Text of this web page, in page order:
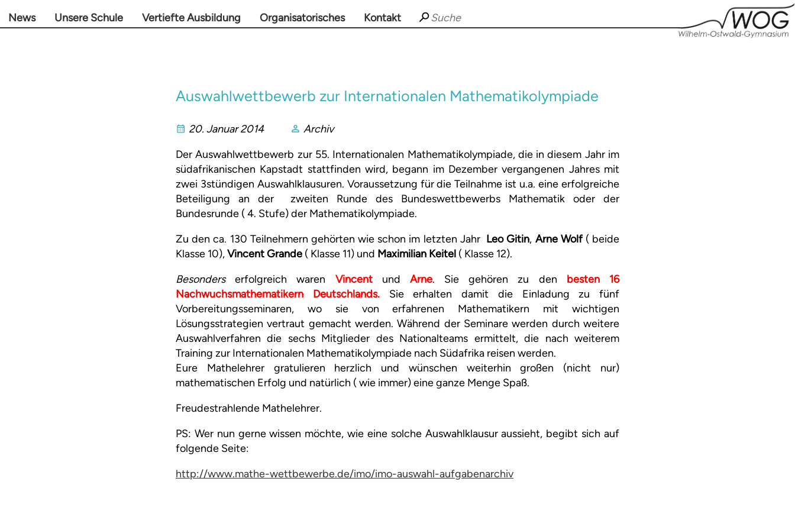
News Unsere Schule Vertiefte Ausbildung Organisatorisches Kontakt
Auswahlwettbewerb zur Internationalen Mathematikolympiade
20. Januar 2014
Archiv
Der Auswahlwettbewerb zur 55. Internationalen Mathematikolympiade, die in diesem Jahr im
südafrikanischen Kapstadt stattfinden wird, begann im Dezember vergangenen Jahres mit
zwei 3stündigen Auswahlklausuren. Voraussetzung für die Teilnahme ist u.a. eine erfolgreiche
Beteiligung an der zweiten Runde des Bundeswettbewerbs Mathematik oder der
Bundesrunde ( 4. Stufe) der Mathematikolympiade.
Zu den ca. 130 Teilnehmern gehörten wie schon im letzten Jahr Leo Gitin, Arne Wolf ( beide
Klasse 10),Vincent Grande ( Klasse 11) und Maximilian Keitel ( Klasse 12).
Besonderserfolgreich waren Vincent und Arne. Sie gehören zu den besten 16
Nachwuchsmathematikern Deutschlands. Sie erhalten damit die Einladung zu fünf
Vorbereitungsseminaren, wo sie von erfahrenen Mathematikern mit wichtigen
Lösungsstrategien vertraut gemacht werden. Während der Seminare werden durch weitere
Auswahlverfahren die sechs Mitglieder des Nationalteams ermittelt, die nach weiterem
Training zur Internationalen Mathematikolympiade nach Südafrika reisen werden.
Eure Mathelehrer gratulieren herzlich und wünschen weiterhin großen (nicht nur)
mathematischen Erfolg und natürlich ( wie immer) eine ganze Menge Spaß.
Freudestrahlende Mathelehrer.
PS: Wer nun gerne wissen möchte, wie eine solche Auswahlklausur aussieht, begibt sich auf
folgende Seite:
http://www.mathe-wettbewerbe.de/imo/imo-auswahl-aufgabenarchiv